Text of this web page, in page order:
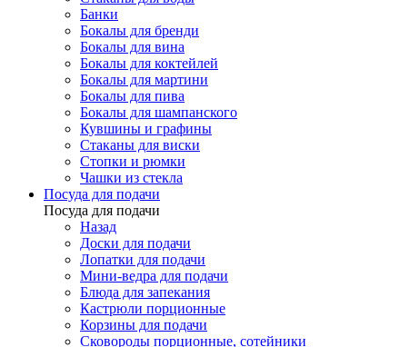
Банки
Бокалы для бренди
Бокалы для вина
Бокалы для коктейлей
Бокалы для мартини
Бокалы для пива
Бокалы для шампанского
Кувшины и графины
Стаканы для виски
Стопки и рюмки
Чашки из стекла
Посуда для подачи
Посуда для подачи
Назад
Доски для подачи
Лопатки для подачи
Мини-ведра для подачи
Блюда для запекания
Кастрюли порционные
Корзины для подачи
Сковороды порционные, сотейники